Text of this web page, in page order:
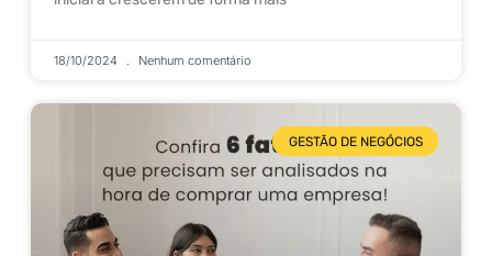
18/10/2024 Nenhum comentário
GESTÃO DE NEGÓCIOS